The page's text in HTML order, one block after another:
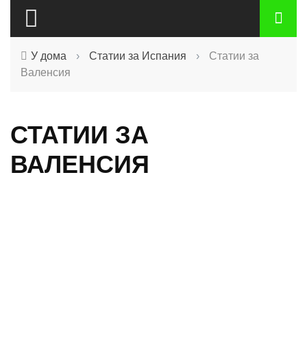
У дома › Статии за Испания ›
Статии за
Валенсия
СТАТИИ ЗА
ВАЛЕНСИЯ